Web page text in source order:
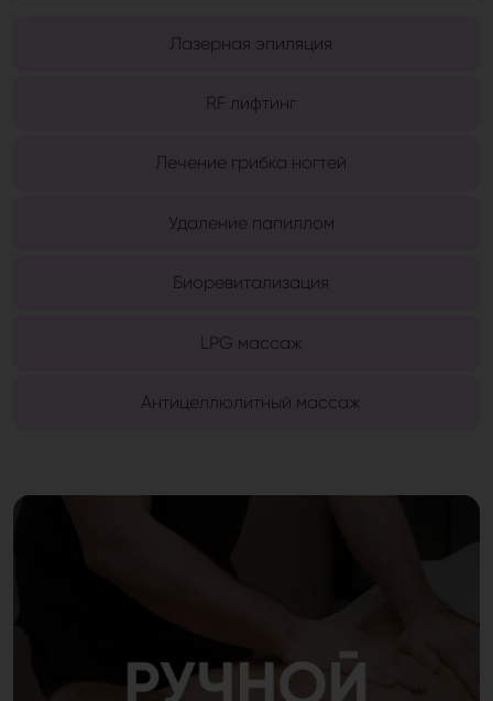
Лазерная эпиляция
RF лифтинг
Лечение грибка ногтей
Удаление папиллом
Биоревитализация
LPG массаж
Антицеллюлитный массаж